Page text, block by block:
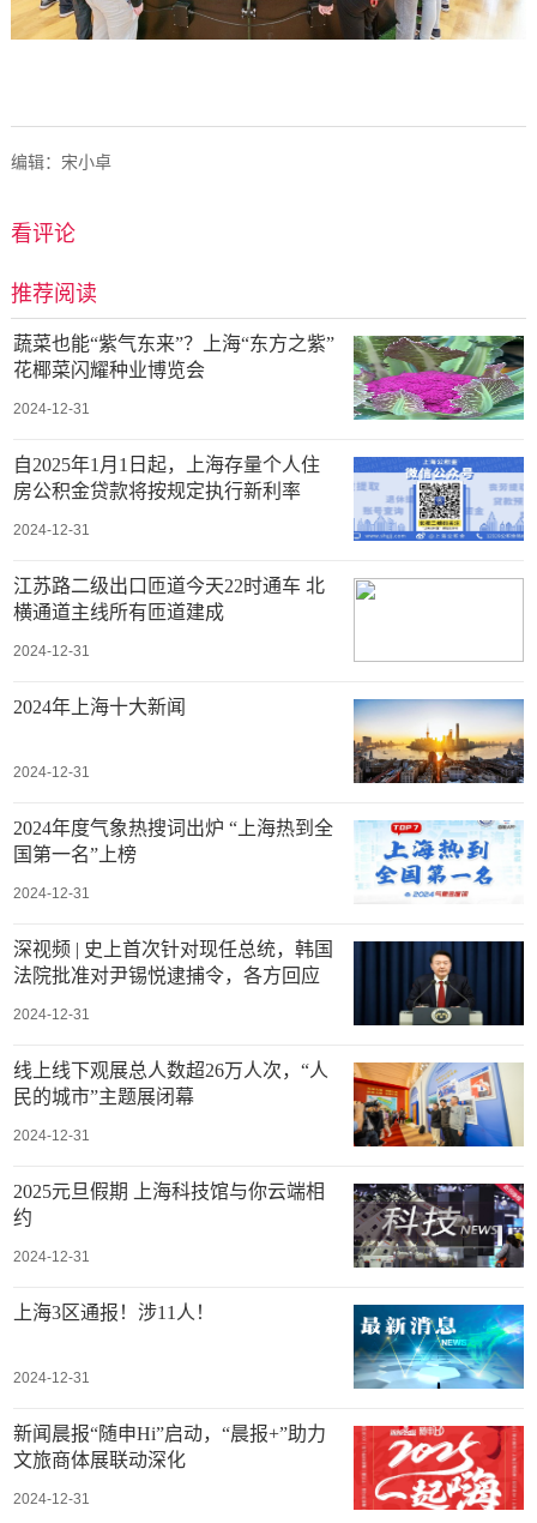
编辑：宋小卓
看评论
推荐阅读
蔬菜也能“紫气东来”？上海“东方之紫”
花椰菜闪耀种业博览会
2024-12-31
自2025年1月1日起，上海存量个人住
房公积金贷款将按规定执行新利率
2024-12-31
江苏路二级出口匝道今天22时通车 北
横通道主线所有匝道建成
2024-12-31
2024年上海十大新闻
2024-12-31
2024年度气象热搜词出炉 “上海热到全
国第一名”上榜
2024-12-31
深视频 | 史上首次针对现任总统，韩国
法院批准对尹锡悦逮捕令，各方回应
2024-12-31
线上线下观展总人数超26万人次，“人
民的城市”主题展闭幕
2024-12-31
2025元旦假期 上海科技馆与你云端相
约
2024-12-31
上海3区通报！涉11人！
2024-12-31
新闻晨报“随申Hi”启动，“晨报+”助力
文旅商体展联动深化
2024-12-31